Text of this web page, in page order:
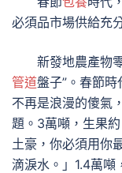
必須品市場供給充
新發地農產物
管道盤子”。春節
不再是浪漫的傻氣
題。3萬噸，生果
土豪，你必須用你
滴淚水。」1.4萬噸